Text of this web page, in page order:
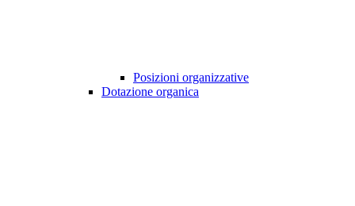
Posizioni organizzative
Dotazione organica